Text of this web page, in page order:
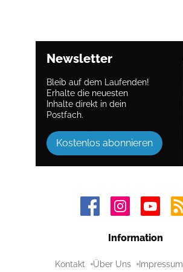
Newsletter
Bleib auf dem Laufenden!
Erhalte die neuesten
Inhalte direkt in dein
Postfach.
Kostenlos abonnieren
Information
Kontakt Über Uns Impressum